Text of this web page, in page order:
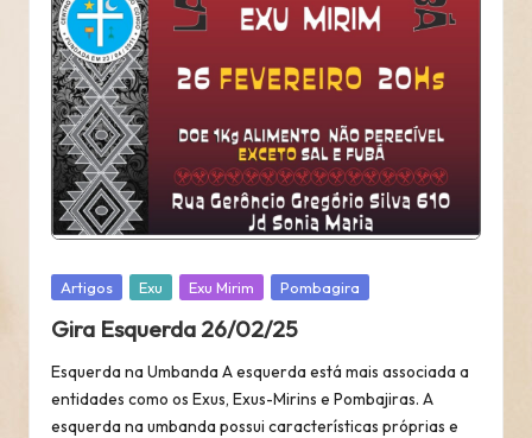
Posted
Artigos Exu Exu Mirim Pombagira
Gira Esquerda 26/02/25
Esquerda na Umbanda A esquerda está mais associada a
entidades como os Exus, Exus-Mirins e Pombajiras. A
esquerda na umbanda possui características próprias e